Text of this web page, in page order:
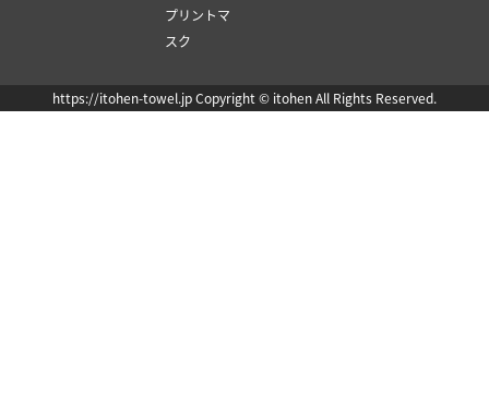
プリントマ
スク
https://itohen-towel.jp Copyright © itohen All Rights Reserved.